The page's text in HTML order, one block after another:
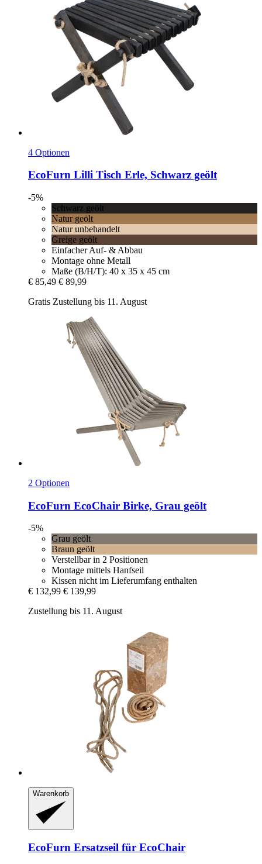
4 Optionen
EcoFurn Lilli Tisch Erle, Schwarz geölt
-5%
Schwarz geölt
Natur geölt
Natur unbehandelt
Greige geölt
Einfacher Auf- & Abbau
Montage ohne Metall
Maße (B/H/T): 40 x 35 x 45 cm
€ 85,49 € 89,99
Gratis Zustellung bis 11. August
2 Optionen
EcoFurn EcoChair Birke, Grau geölt
-5%
Grau geölt
Braun geölt
Verstellbar in 2 Positionen
Montage mittels Hanfseil
Kissen nicht im Lieferumfang enthalten
€ 132,99 € 139,99
Zustellung bis 11. August
Warenkorb
EcoFurn Ersatzseil für EcoChair